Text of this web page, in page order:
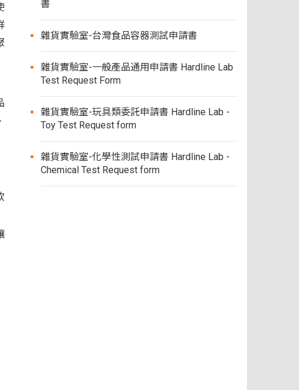
書
雜貨實驗室-台灣食品容器測試申請書
雜貨實驗室-一般產品通用申請書 Hardline Lab
Test Request Form
雜貨實驗室-玩具類委託申請書 Hardline Lab -
Toy Test Request form
雜貨實驗室-化學性測試申請書 Hardline Lab -
Chemical Test Request form